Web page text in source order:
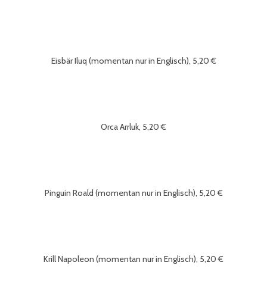
Eisbär Iluq (momentan nur in Englisch), 5,20 €
Orca Arrluk, 5,20 €
Pinguin Roald (momentan nur in Englisch), 5,20 €
Krill Napoleon (momentan nur in Englisch), 5,20 €